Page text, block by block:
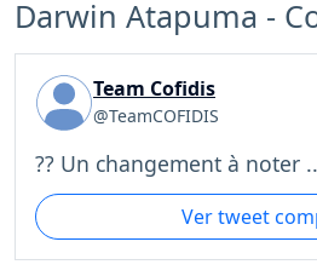
Darwin Atapuma -
Team Cofidis
@TeamCOFIDIS
?? Un changement à noter
Ver tweet